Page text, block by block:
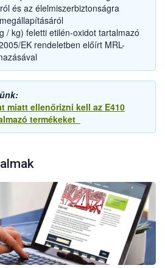
és az élelmiszerbiztonságra
/ kg) feletti etilén-oxidot tartalmazó
EK rendeletben előírt MRL-
miatt ellenőrizni kell az E410
termékeket